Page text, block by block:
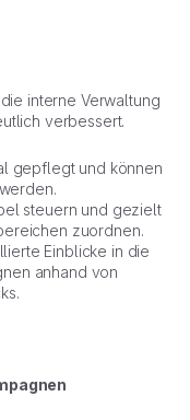
interne Verwaltung
verbessert.
gepflegt und können
steuern und gezielt
zuordnen.
Einblicke in die
anhand von